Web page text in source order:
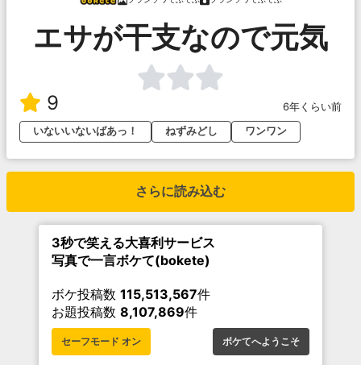
エサが干支なので元気
9
6年くらい前
いないいないばあっ！
ねずみどし ワンワン
さらに読み込む
3秒で笑える大喜利サービス
写真で一言ボケて(bokete)
ボケ投稿数 115,513,567件
お題投稿数 8,107,869件
セーフモード オン ボケてへようこそ